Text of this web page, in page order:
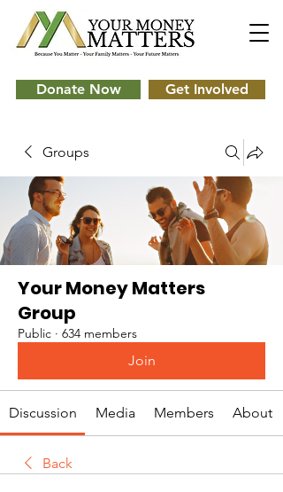
Donate Now Get Involved
Groups
Your Money Matters
Group
Public · 634 members
Join
Discussion Media Members About
Back